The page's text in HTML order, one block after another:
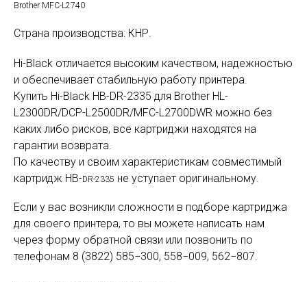
Brother MFC-L2740
Страна производства: КНР.
Hi-Black отличается высоким качеством, надежностью
и обеспечивает стабильную работу принтера.
Купить Hi-Black HB-DR-2335 для Brother HL-
L2300DR/DCP-L2500DR/MFC-L2700DWR можно без
каких либо рисков, все картриджи находятся на
гарантии возврата.
По качеству и своим характеристикам совместимый
картридж HB-DR-2335 не уступает оригинальному.
Если у вас возникли сложности в подборе картриджа
для своего принтера, то вы можете написать нам
через форму обратной связи или позвонить по
телефонам 8 (3822) 585−300, 558−009, 562−807.